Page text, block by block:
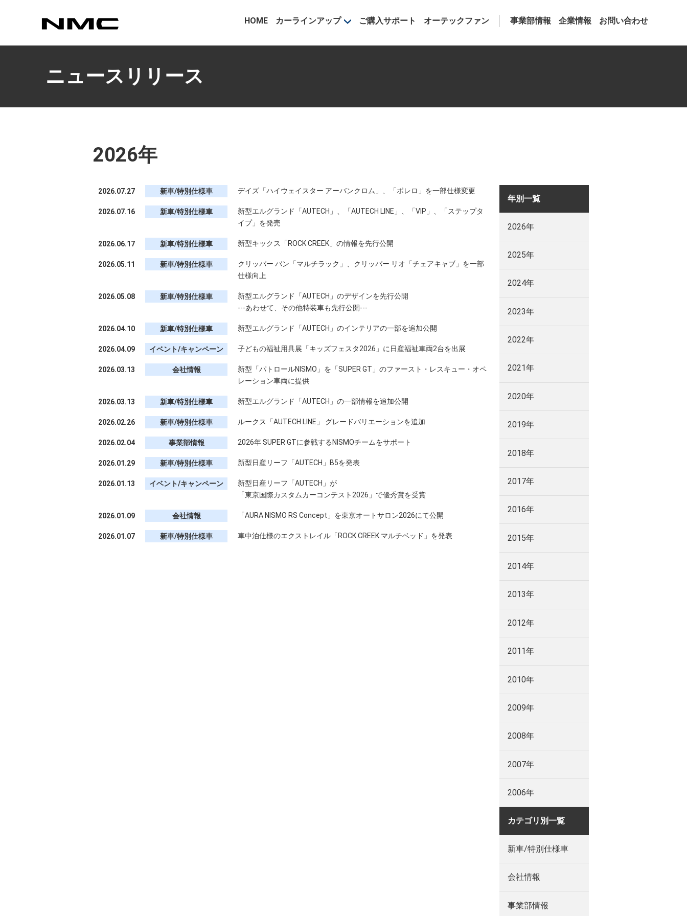
カスタマイズ事業部
HOME カーラインアップ ご購入サポート オーテックファン 事業部情報 企業情報 お問い合わせ
ニュースリリース
2026年
2026.07.27 新車/特別仕様車 デイズ「ハイウェイスター アーバンクロム」、「ボレロ」を一部仕様変更
2026.07.16 新車/特別仕様車
新型エルグランド「AUTECH」、「AUTECH LINE」、「VIP」、「ステップタ
イプ」を発売
2026.06.17 新車/特別仕様車 新型キックス「ROCK CREEK」の情報を先行公開
2026.05.11 新車/特別仕様車
クリッパー バン「マルチラック」、クリッパー リオ「チェアキャブ」を一部
仕様向上
2026.05.08 新車/特別仕様車
新型エルグランド「AUTECH」のデザインを先行公開
---あわせて、その他特装車も先行公開---
2026.04.10 新車/特別仕様車 新型エルグランド「AUTECH」のインテリアの一部を追加公開
2026.04.09 イベント/キャンペーン 子どもの福祉用具展「キッズフェスタ2026」に日産福祉車両2台を出展
2026.03.13 会社情報
新型「パトロールNISMO」を「SUPER GT」のファースト・レスキュー・オペ
レーション車両に提供
2026.03.13 新車/特別仕様車 新型エルグランド「AUTECH」の一部情報を追加公開
2026.02.26 新車/特別仕様車 ルークス「AUTECH LINE」 グレードバリエーションを追加
2026.02.04 事業部情報 2026年 SUPER GTに参戦するNISMOチームをサポート
2026.01.29 新車/特別仕様車 新型日産リーフ「AUTECH」B5を発表
2026.01.13 イベント/キャンペーン
新型日産リーフ「AUTECH」が
「東京国際カスタムカーコンテスト2026」で優秀賞を受賞
2026.01.09 会社情報 「AURA NISMO RS Concept」を東京オートサロン2026にて公開
2026.01.07 新車/特別仕様車 車中泊仕様のエクストレイル「ROCK CREEK マルチベッド」を発表
年別一覧
2026年
2025年
2024年
2023年
2022年
2021年
2020年
2019年
2018年
2017年
2016年
2015年
2014年
2013年
2012年
2011年
2010年
2009年
2008年
2007年
2006年
カテゴリ別一覧
新車/特別仕様車
会社情報
事業部情報